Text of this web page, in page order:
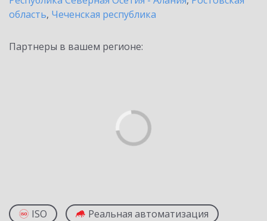
область, Чеченская республика
Партнеры в вашем регионе:
ISO Реальная автоматизация